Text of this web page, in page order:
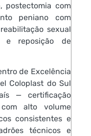
postectomia com
peniano com
sexual
e reposição de
de Excelência
Coloplast do Sul
— certificação
alto volume
consistentes e
técnicos e